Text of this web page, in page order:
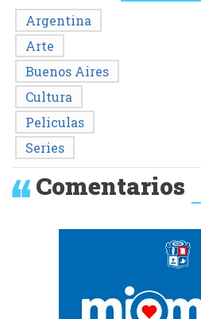
Argentina
Arte
Buenos Aires
Cultura
Peliculas
Series
Comentarios